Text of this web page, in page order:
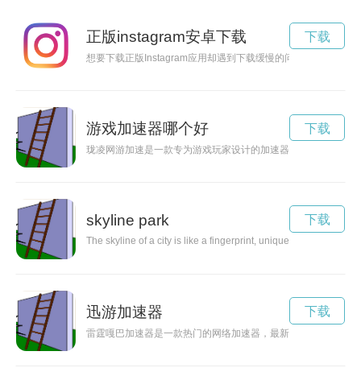
正版instagram安卓下载
想要下载正版Instagram应用却遇到下载缓慢的问题？不用担心
下载
游戏加速器哪个好
珑凌网游加速是一款专为游戏玩家设计的加速器，能够帮助玩
下载
skyline park
The skyline of a city is like a fingerprint, unique and
下载
迅游加速器
雷霆嘎巴加速器是一款热门的网络加速器，最新技术让其在速
下载